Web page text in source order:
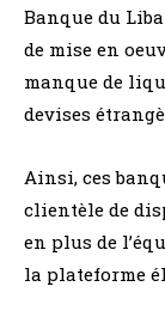
Banque du
de mise en
manque de
devises
Ainsi, ces
clientèle de
en plus de
la plateforme